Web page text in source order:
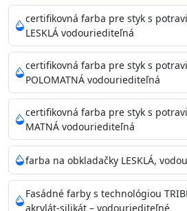
menej kvalitnými farbami
vždy penetrujte. Odporúčané
Acrylan Unco, Gypsum board
na škvrny použite Blanco eco
riediteľné vodou.
Skladovanie
48 mesiacov v orig. uzavretých
25°C
certifikovná farba pre styk s
LESKLÁ vodouriediteľná
certifikovná farba pre styk s
POLOMATNÁ vodouriediteľná
certifikovná farba pre styk s
MATNÁ vodouriediteľná
farba na obkladačky LESKLÁ,
Fasádné farby s technológiou
akrylát-silikát – vodouriediteľné